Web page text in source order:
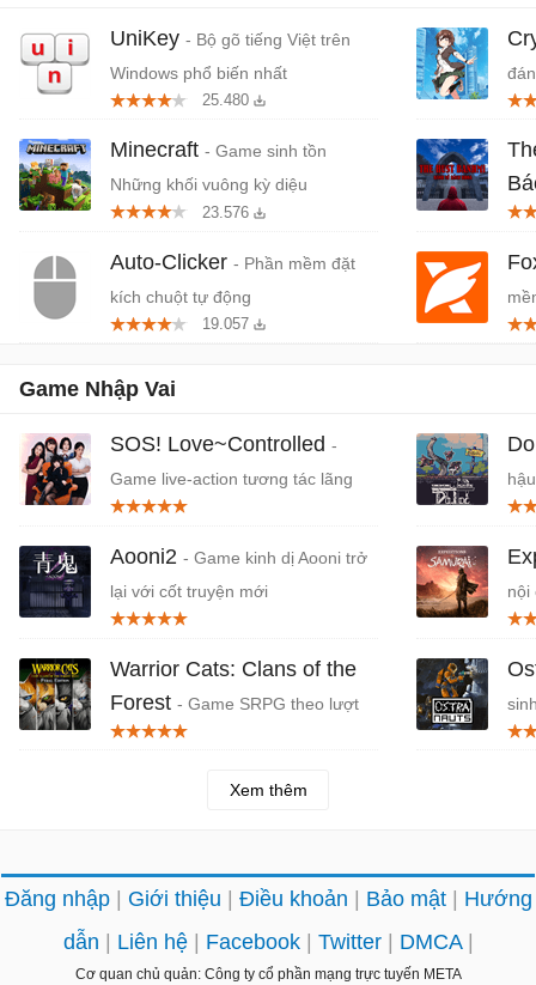
UniKey - Bộ gõ tiếng Việt trên
Windows phổ biến nhất
25.480
Minecraft - Game sinh tồn
Những khối vuông kỳ diệu
23.576
Auto-Clicker - Phần mềm đặt
kích chuột tự động
19.057
Game Nhập Vai
SOS! Love~Controlled -
Game live-action tương tác lãng
mạn
Aooni2 - Game kinh dị Aooni trở
lại với cốt truyện mới
Warrior Cats: Clans of the
Forest - Game SRPG theo lượt
Chiến binh mèo
nội
Xem thêm
Đăng nhập Giới thiệu Điều khoản Bảo mật
Hướng
dẫn
Liên hệ Facebook Twitter DMCA
Cơ quan chủ quản: Công ty cổ phần mạng trực tuyến META